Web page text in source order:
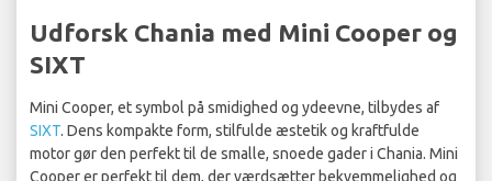
Udforsk Chania med Mini Cooper og
SIXT
Mini Cooper, et symbol på smidighed og ydeevne, tilbydes af
SIXT. Dens kompakte form, stilfulde æstetik og kraftfulde
motor gør den perfekt til de smalle, snoede gader i Chania. Mini
Cooper er perfekt til dem, der værdsætter bekvemmelighed og